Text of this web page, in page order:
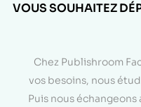
VOUS SOUHAITEZ
Chez Publishroom
vos besoins, nous
Puis nous